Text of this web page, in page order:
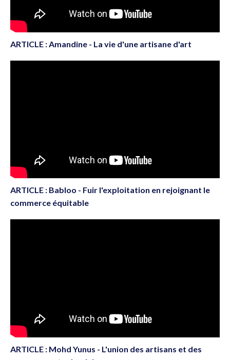
ARTICLE : Amandine - La vie d'une artisane d'art
ARTICLE : Babloo - Fuir l'exploitation en rejoignant le
commerce équitable
ARTICLE : Mohd Yunus - L'union des artisans et des